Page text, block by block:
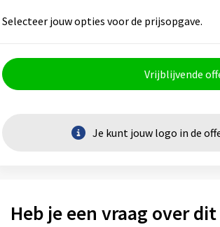
Selecteer jouw opties voor de prijsopgave.
Vrijblijvende
Je kunt jouw logo in de
Heb je een vraag over